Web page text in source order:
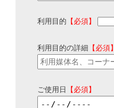
利用目的 【必須】
利用目的の詳細 【必須】
ご使用日 【必須】